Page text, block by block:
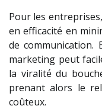
Pour les
en efficacité en
de communication.
marketing peut
la viralité du
prenant alors le
coûteux.